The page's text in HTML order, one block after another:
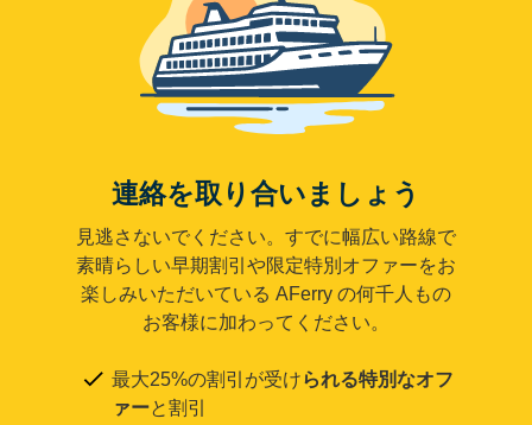
連絡を取り合いましょう
見逃さないでください。すでに幅広い路線で
素晴らしい早期割引や限定特別オファーをお
楽しみいただいている AFerry の何千人もの
お客様に加わってください。
最大25%の割引が受けられる特別なオフ
ァーと割引